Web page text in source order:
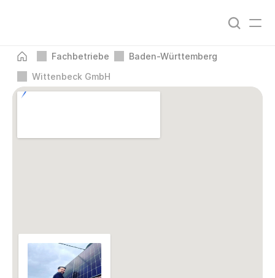
Fachbetriebe
Baden-Württemberg
Wittenbeck GmbH